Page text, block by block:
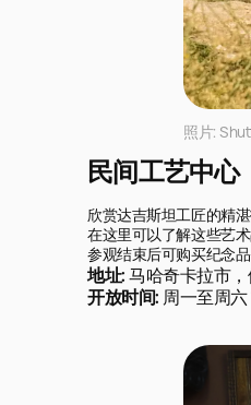
照片:
民间工艺中心
欣赏达吉斯坦工匠的精
在这里可以了解这些艺
参观结束后可购买纪念
地址:马哈奇卡拉市
开放时间: 周一至周六